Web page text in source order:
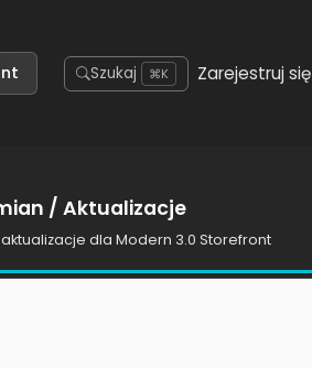
Szukaj ⌘K Zarejestruj się
/ Aktualizacje
dla Modern 3.0 Storefront